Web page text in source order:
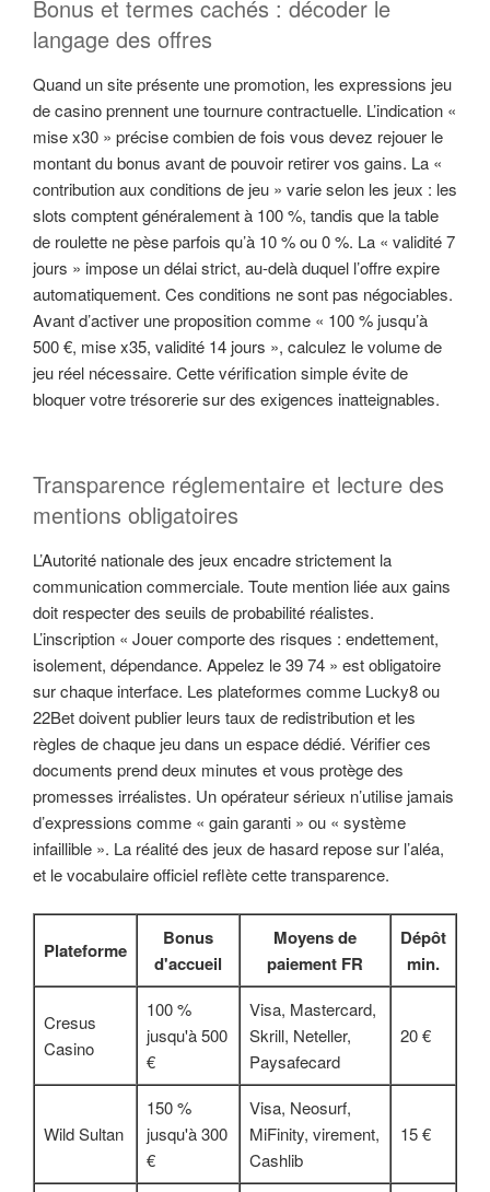
Bonus et termes cachés : décoder le
langage des offres
Quand un site présente une promotion, les expressions jeu
de casino prennent une tournure contractuelle. L’indication «
mise x30 » précise combien de fois vous devez rejouer le
montant du bonus avant de pouvoir retirer vos gains. La «
contribution aux conditions de jeu » varie selon les jeux : les
slots comptent généralement à 100 %, tandis que la table
de roulette ne pèse parfois qu’à 10 % ou 0 %. La « validité 7
jours » impose un délai strict, au-delà duquel l’offre expire
automatiquement. Ces conditions ne sont pas négociables.
Avant d’activer une proposition comme « 100 % jusqu’à
500 €, mise x35, validité 14 jours », calculez le volume de
jeu réel nécessaire. Cette vérification simple évite de
bloquer votre trésorerie sur des exigences inatteignables.
Transparence réglementaire et lecture des
mentions obligatoires
L’Autorité nationale des jeux encadre strictement la
communication commerciale. Toute mention liée aux gains
doit respecter des seuils de probabilité réalistes.
L’inscription « Jouer comporte des risques : endettement,
isolement, dépendance. Appelez le 39 74 » est obligatoire
sur chaque interface. Les plateformes comme Lucky8 ou
22Bet doivent publier leurs taux de redistribution et les
règles de chaque jeu dans un espace dédié. Vérifier ces
documents prend deux minutes et vous protège des
promesses irréalistes. Un opérateur sérieux n’utilise jamais
d’expressions comme « gain garanti » ou « système
infaillible ». La réalité des jeux de hasard repose sur l’aléa,
et le vocabulaire officiel reflète cette transparence.
Plateforme
Bonus
d'accueil
Moyens de
paiement FR
Dépôt
min.
Cresus
Casino
100 %
jusqu'à 500
€
Visa, Mastercard,
Skrill, Neteller,
Paysafecard
20 €
Wild Sultan
150 %
jusqu'à 300
€
Visa, Neosurf,
MiFinity, virement,
Cashlib
15 €